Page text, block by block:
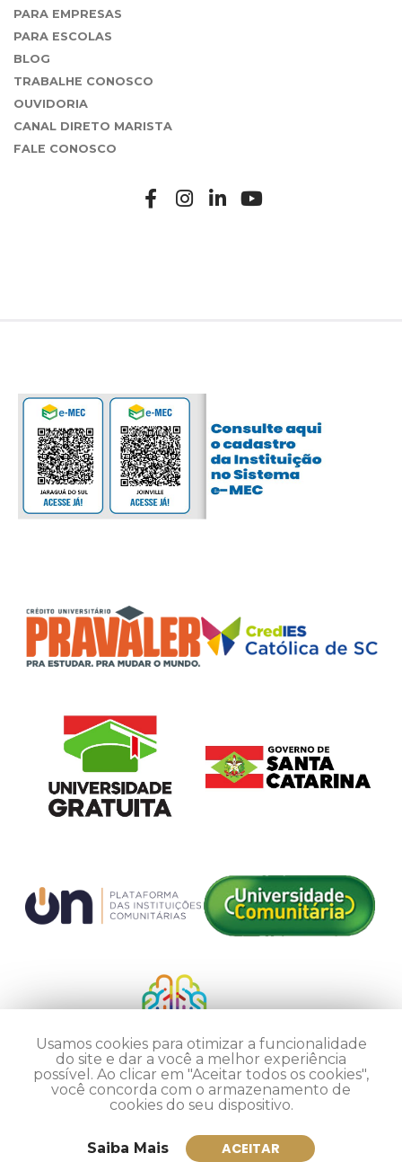
PARA EMPRESAS
PARA ESCOLAS
BLOG
TRABALHE CONOSCO
OUVIDORIA
CANAL DIRETO MARISTA
FALE CONOSCO
Usamos cookies para otimizar a funcionalidade
do site e dar a você a melhor experiência
possível. Ao clicar em "Aceitar todos os cookies",
você concorda com o armazenamento de
cookies do seu dispositivo.
Saiba Mais ACEITAR